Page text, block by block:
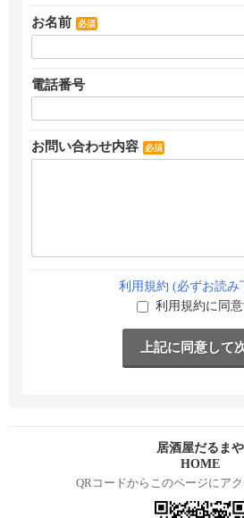
お名前 必須
電話番号
お問い合わせ内容 必須
利用規約 (必ずお読み
利用規約に同
居酒屋だるまや
HOME
QRコードからこのページにアク